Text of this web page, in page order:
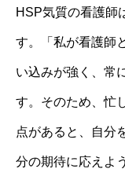
HSP気質の看護師
す。「私が看護師
い込みが強く、常
す。そのため、忙
点があると、自分
分の期待に応えよ